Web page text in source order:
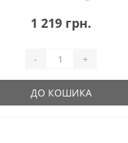
1 219 грн.
- +
ДО КОШИКА